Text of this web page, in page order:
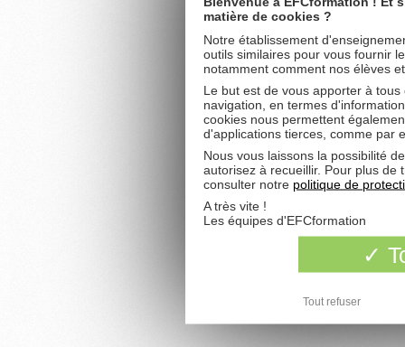
matière de cookies ?
Notre établissement
outils similaires pour vous fournir
notamment comment nos élèves
Le but est de vous apporter à
navigation, en termes
cookies nous permettent
d'applications tierces, comme par
Nous vous laissons la possibilité
autorisez à recueillir. Pour plus de
consulter notre politique de
A très vite !
Les équipes d'EFCformation
Tout refuser